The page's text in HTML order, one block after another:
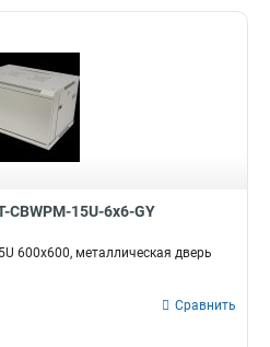
CBWPM-15U-6x6-GY
600x600, металлическая дверь
Сравнить